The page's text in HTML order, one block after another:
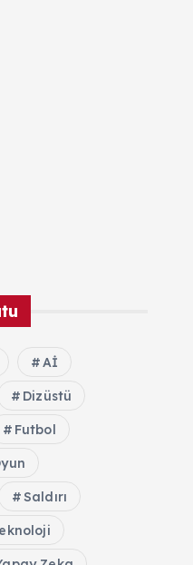
Aİ
Dizüstü
Futbol
Saldırı